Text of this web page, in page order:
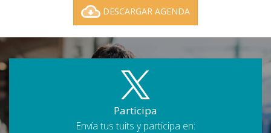
DESCARGAR AGENDA
Participa
Envía tus tuits y participa en: